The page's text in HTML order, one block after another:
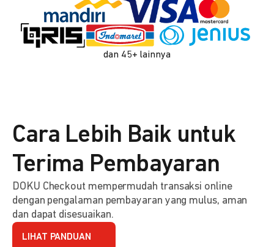
dan 45+ lainnya
Cara Lebih Baik untuk
Terima Pembayaran
DOKU Checkout mempermudah transaksi online
dengan pengalaman pembayaran yang mulus, aman
dan dapat disesuaikan.
LIHAT PANDUAN